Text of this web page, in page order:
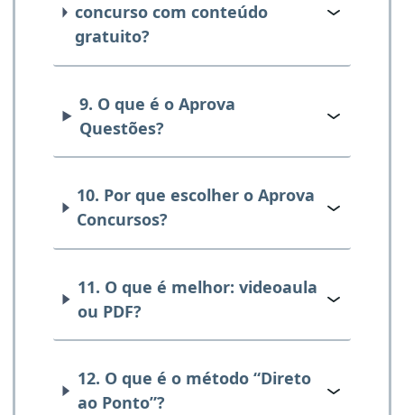
concurso com conteúdo
gratuito?
9. O que é o Aprova
Questões?
10. Por que escolher o Aprova
Concursos?
11. O que é melhor: videoaula
ou PDF?
12. O que é o método “Direto
ao Ponto”?